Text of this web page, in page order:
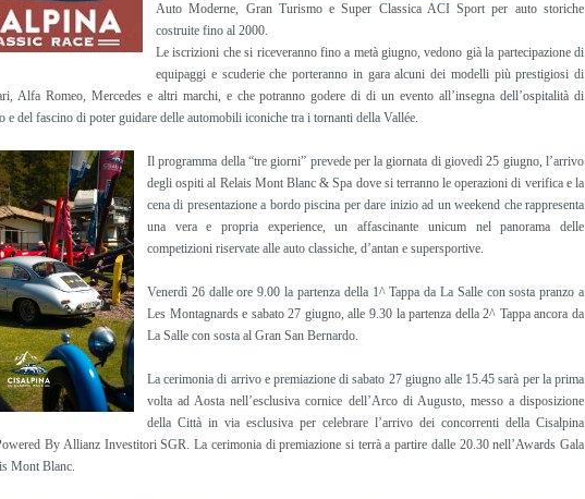
Auto Moderne, Gran Turismo e Super Classica ACI Sport per auto storiche
costruite fino al 2000.
Le iscrizioni che si riceveranno fino a metà giugno, vedono già la partecipazione di
equipaggi e scuderie che porteranno in gara alcuni dei modelli più prestigiosi di
Alfa Romeo, Mercedes e altri marchi, e che potranno godere di di un evento all’insegna dell’ospitalità di
e del fascino di poter guidare delle automobili iconiche tra i tornanti della Vallée.
Il programma della “tre giorni” prevede per la giornata di giovedì 25 giugno, l’arrivo
degli ospiti al Relais Mont Blanc & Spa dove si terranno le operazioni di verifica e la
cena di presentazione a bordo piscina per dare inizio ad un weekend che rappresenta
una vera e propria experience, un affascinante unicum nel panorama delle
competizioni riservate alle auto classiche, d’antan e supersportive.
Venerdì 26 dalle ore 9.00 la partenza della 1^ Tappa da La Salle con sosta pranzo a
Les Montagnards e sabato 27 giugno, alle 9.30 la partenza della 2^ Tappa ancora da
La Salle con sosta al Gran San Bernardo.
La cerimonia di arrivo e premiazione di sabato 27 giugno alle 15.45 sarà per la prima
volta ad Aosta nell’esclusiva cornice dell’Arco di Augusto, messo a disposizione
della Città in via esclusiva per celebrare l’arrivo dei concorrenti della Cisalpina
By Allianz Investitori SGR. La cerimonia di premiazione si terrà a partire dalle 20.30 nell’Awards Gala
Mont Blanc.